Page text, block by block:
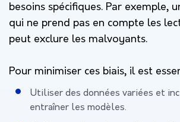
besoins spécifiques. Par exemple,
qui ne prend pas en compte les
peut exclure les malvoyants.
Pour minimiser ces biais, il est
Utiliser des données variées et
entraîner les modèles.